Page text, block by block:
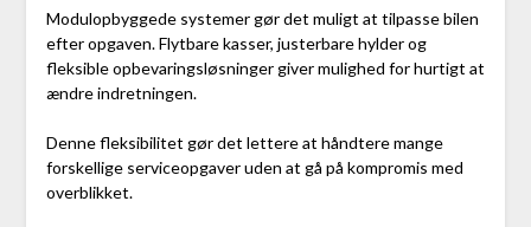
Modulopbyggede systemer gør det muligt at tilpasse bilen
efter opgaven. Flytbare kasser, justerbare hylder og
fleksible opbevaringsløsninger giver mulighed for hurtigt at
ændre indretningen.
Denne fleksibilitet gør det lettere at håndtere mange
forskellige serviceopgaver uden at gå på kompromis med
overblikket.